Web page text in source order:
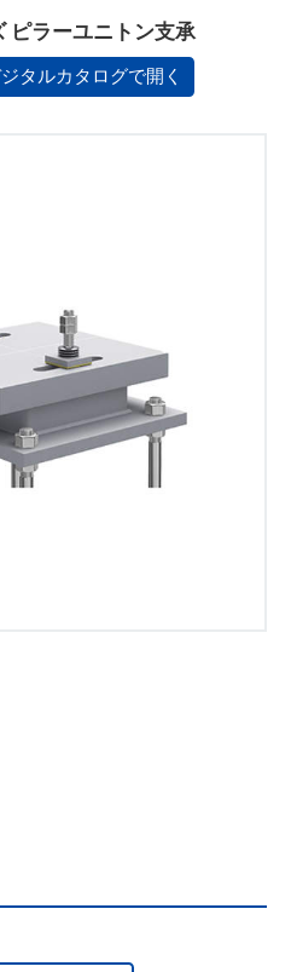
ピラーユニトン支承
タルカタログで開く